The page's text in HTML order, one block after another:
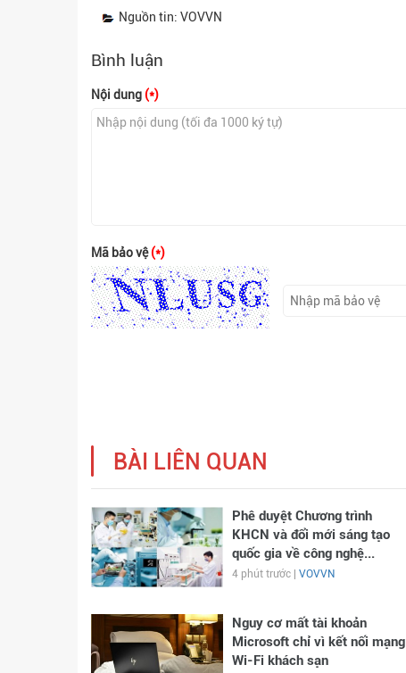
Nguồn tin: VOVVN
Bình luận
Nội dung (*)
Mã bảo vệ(*)
BÀI LIÊN QUAN
Phê duyệt Chương trình
KHCN và đổi mới sáng tạo
quốc gia về công nghệ...
4 phút trước | VOVVN
Nguy cơ mất tài khoản
Microsoft chỉ vì kết nối mạng
Wi-Fi khách sạn